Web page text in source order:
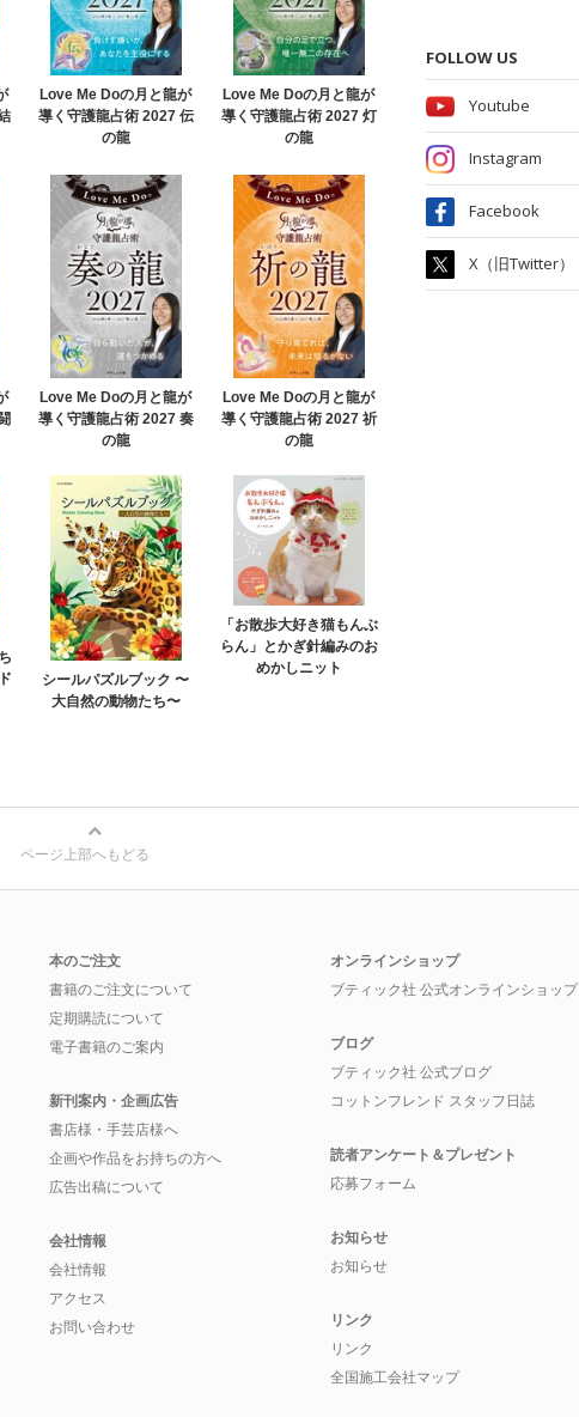
Love Me Doの月と龍が
導く守護龍占術 2027 伝
の龍
Love Me Doの月と龍が
導く守護龍占術 2027 灯
の龍
Love Me Doの月と龍が
導く守護龍占術 2027 奏
の龍
Love Me Doの月と龍が
導く守護龍占術 2027 祈
の龍
シールパズルブック 〜
大自然の動物たち〜
「お散歩大好き猫もんぶ
らん」とかぎ針編みのお
めかしニット
FOLLOW US
Youtube
Instagram
Facebook
X（旧Twitter）
ページ上部へもどる
本のご注文
書籍のご注文について
定期購読について
電子書籍のご案内
新刊案内・企画広告
書店様・手芸店様へ
企画や作品をお持ちの方へ
広告出稿について
会社情報
会社情報
アクセス
お問い合わせ
オンラインショップ
ブティック社 公式オンラインショップ
ブログ
ブティック社 公式ブログ
コットンフレンド スタッフ日誌
読者アンケート＆プレゼント
応募フォーム
お知らせ
お知らせ
リンク
リンク
全国施工会社マップ